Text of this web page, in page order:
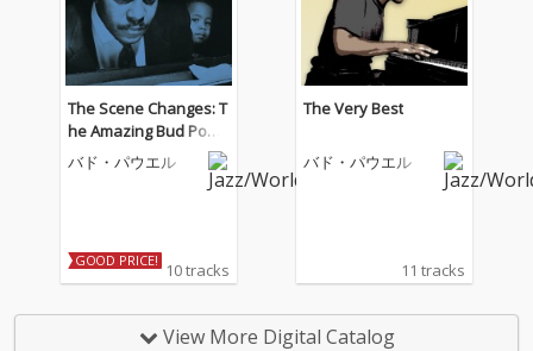
The Scene Changes: T
he Amazing Bud Powe
ll, Vol. 5 (Remastered)
バド・パウエル
GOOD PRICE! 10 tracks
The Very Best
バド・パウエル
11 tracks
View More Digital Catalog